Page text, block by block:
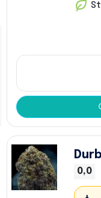
0,0